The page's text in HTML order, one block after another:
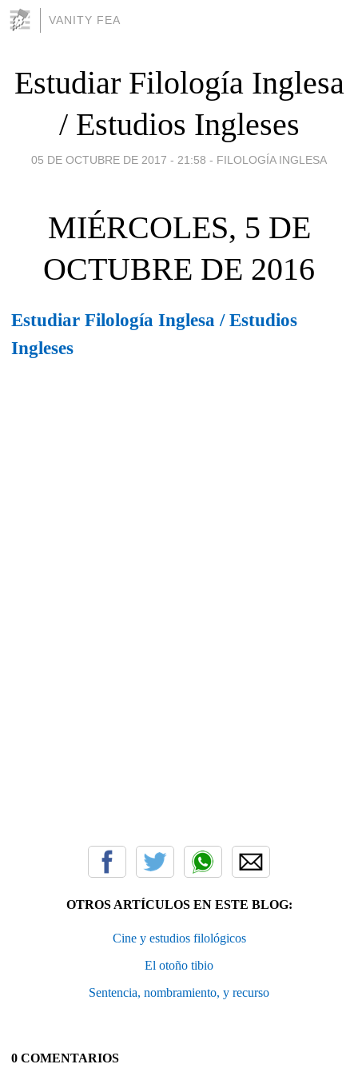
VANITY FEA
Estudiar Filología Inglesa
/ Estudios Ingleses
05 DE OCTUBRE DE 2017 - 21:58 - FILOLOGÍA INGLESA
MIÉRCOLES, 5 DE
OCTUBRE DE 2016
Estudiar Filología Inglesa / Estudios
Ingleses
OTROS ARTÍCULOS EN ESTE BLOG:
Cine y estudios filológicos
El otoño tibio
Sentencia, nombramiento, y recurso
0 COMENTARIOS